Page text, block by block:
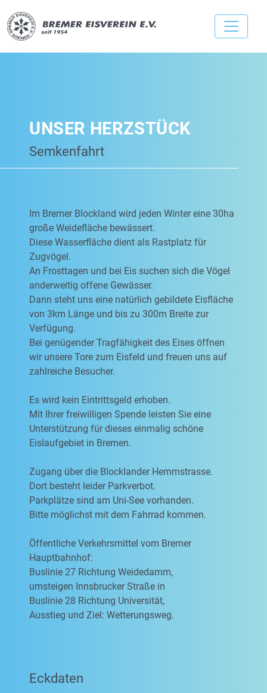
UNSER HERZSTÜCK
Semkenfahrt
Im Bremer Blockland wird jeden Winter eine 30ha
große Weidefläche bewässert.
Diese Wasserfläche dient als Rastplatz für
Zugvögel.
An Frosttagen und bei Eis suchen sich die Vögel
anderweitig offene Gewässer.
Dann steht uns eine natürlich gebildete Eisfläche
von 3km Länge und bis zu 300m Breite zur
Verfügung.
Bei genügender Tragfähigkeit des Eises öffnen
wir unsere Tore zum Eisfeld und freuen uns auf
zahlreiche Besucher.
Es wird kein Eintrittsgeld erhoben.
Mit Ihrer freiwilligen Spende leisten Sie eine
Unterstützung für dieses einmalig schöne
Eislaufgebiet in Bremen.
Zugang über die Blocklander Hemmstrasse.
Dort besteht leider Parkverbot.
Parkplätze sind am Uni-See vorhanden.
Bitte möglichst mit dem Fahrrad kommen.
Öffentliche Verkehrsmittel vom Bremer
Hauptbahnhof:
Buslinie 27 Richtung Weidedamm,
umsteigen Innsbrucker Straße in
Buslinie 28 Richtung Universität,
Ausstieg und Ziel: Wetterungsweg.
Eckdaten